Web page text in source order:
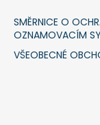
SMĚRNICE O
OZNAMOVACÍM
VŠEOBECNÉ